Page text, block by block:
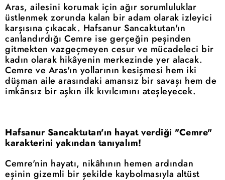
Aras, ailesini korumak için ağır sorumluluklar
üstlenmek zorunda kalan bir adam olarak izleyici
karşısına çıkacak. Hafsanur Sancaktutan'ın
canlandırdığı Cemre ise gerçeğin peşinden
gitmekten vazgeçmeyen cesur ve mücadeleci bir
kadın olarak hikâyenin merkezinde yer alacak.
Cemre ve Aras'ın yollarının kesişmesi hem iki
düşman aile arasındaki amansız bir savaşı hem de
imkânsız bir aşkın ilk kıvılcımını ateşleyecek.
Hafsanur Sancaktutan'ın hayat verdiği "Cemre"
karakterini yakından tanıyalım!
Cemre'nin hayatı, nikâhının hemen ardından
eşinin gizemli bir şekilde kaybolmasıyla altüst